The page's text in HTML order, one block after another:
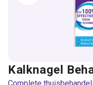
Kalknagel